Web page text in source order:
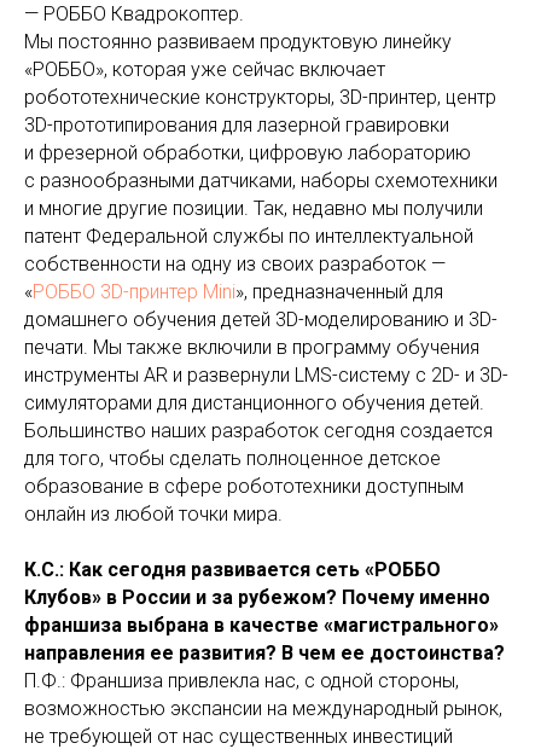
— РОББО Квадрокоптер.
Мы постоянно развиваем продуктовую линейку
«РОББО», которая уже сейчас включает
робототехнические конструкторы, 3D-принтер, центр
3D-прототипирования для лазерной гравировки
и фрезерной обработки, цифровую лабораторию
с разнообразными датчиками, наборы схемотехники
и многие другие позиции. Так, недавно мы получили
патент Федеральной службы по интеллектуальной
собственности на одну из своих разработок —
«РОББО 3D-принтер Mini», предназначенный для
домашнего обучения детей 3D-моделированию и 3D-
печати. Мы также включили в программу обучения
инструменты AR и развернули LMS-систему с 2D- и 3D-
симуляторами для дистанционного обучения детей.
Большинство наших разработок сегодня создается
для того, чтобы сделать полноценное детское
образование в сфере робототехники доступным
онлайн из любой точки мира.
К.С.: Как сегодня развивается сеть «РОББО
Клубов» в России и за рубежом? Почему именно
франшиза выбрана в качестве «магистрального»
направления ее развития? В чем ее достоинства?
П.Ф.: Франшиза привлекла нас, с одной стороны,
возможностью экспансии на международный рынок,
не требующей от нас существенных инвестиций